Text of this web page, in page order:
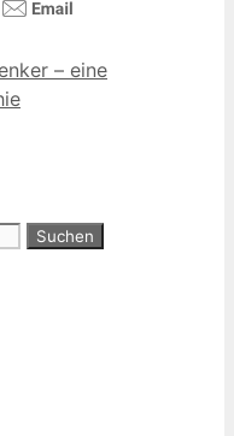
– eine